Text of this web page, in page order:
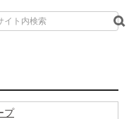
プ